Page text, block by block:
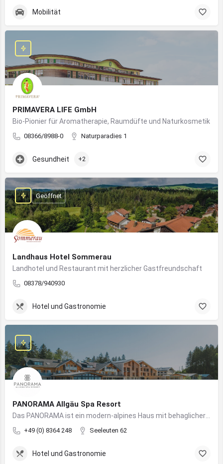
Mobilität
PRIMAVERA LIFE GmbH
Bio-Pionier für Aromatherapie, Raumdüfte und Naturkosmetik
08366/8988-0 Naturparadies 1
Gesundheit +2
Landhaus Hotel Sommerau
Landhotel und Restaurant mit herzlicher Gastfreundschaft
08378/940930
Geöffnet
Hotel und Gastronomie
PANORAMA Allgäu Spa Resort
+49 (0) 8364 248 Seeleuten 62
Hotel und Gastronomie